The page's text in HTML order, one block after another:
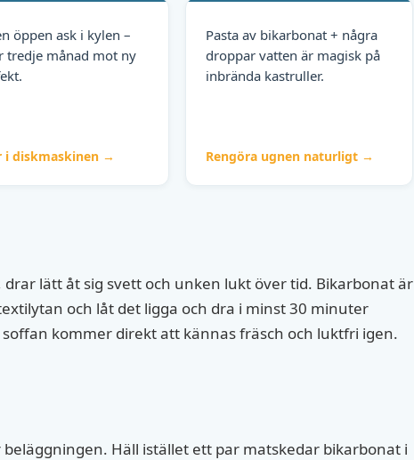
öppen ask i kylen –
tredje månad mot ny
i diskmaskinen →
Pasta av bikarbonat + några
droppar vatten är magisk på
inbrända kastruller.
Rengöra ugnen naturligt →
lätt åt sig svett och unken lukt över tid. Bikarbonat är
och låt det ligga och dra i minst 30 minuter
kommer direkt att kännas fräsch och luktfri igen.
Häll istället ett par matskedar bikarbonat i